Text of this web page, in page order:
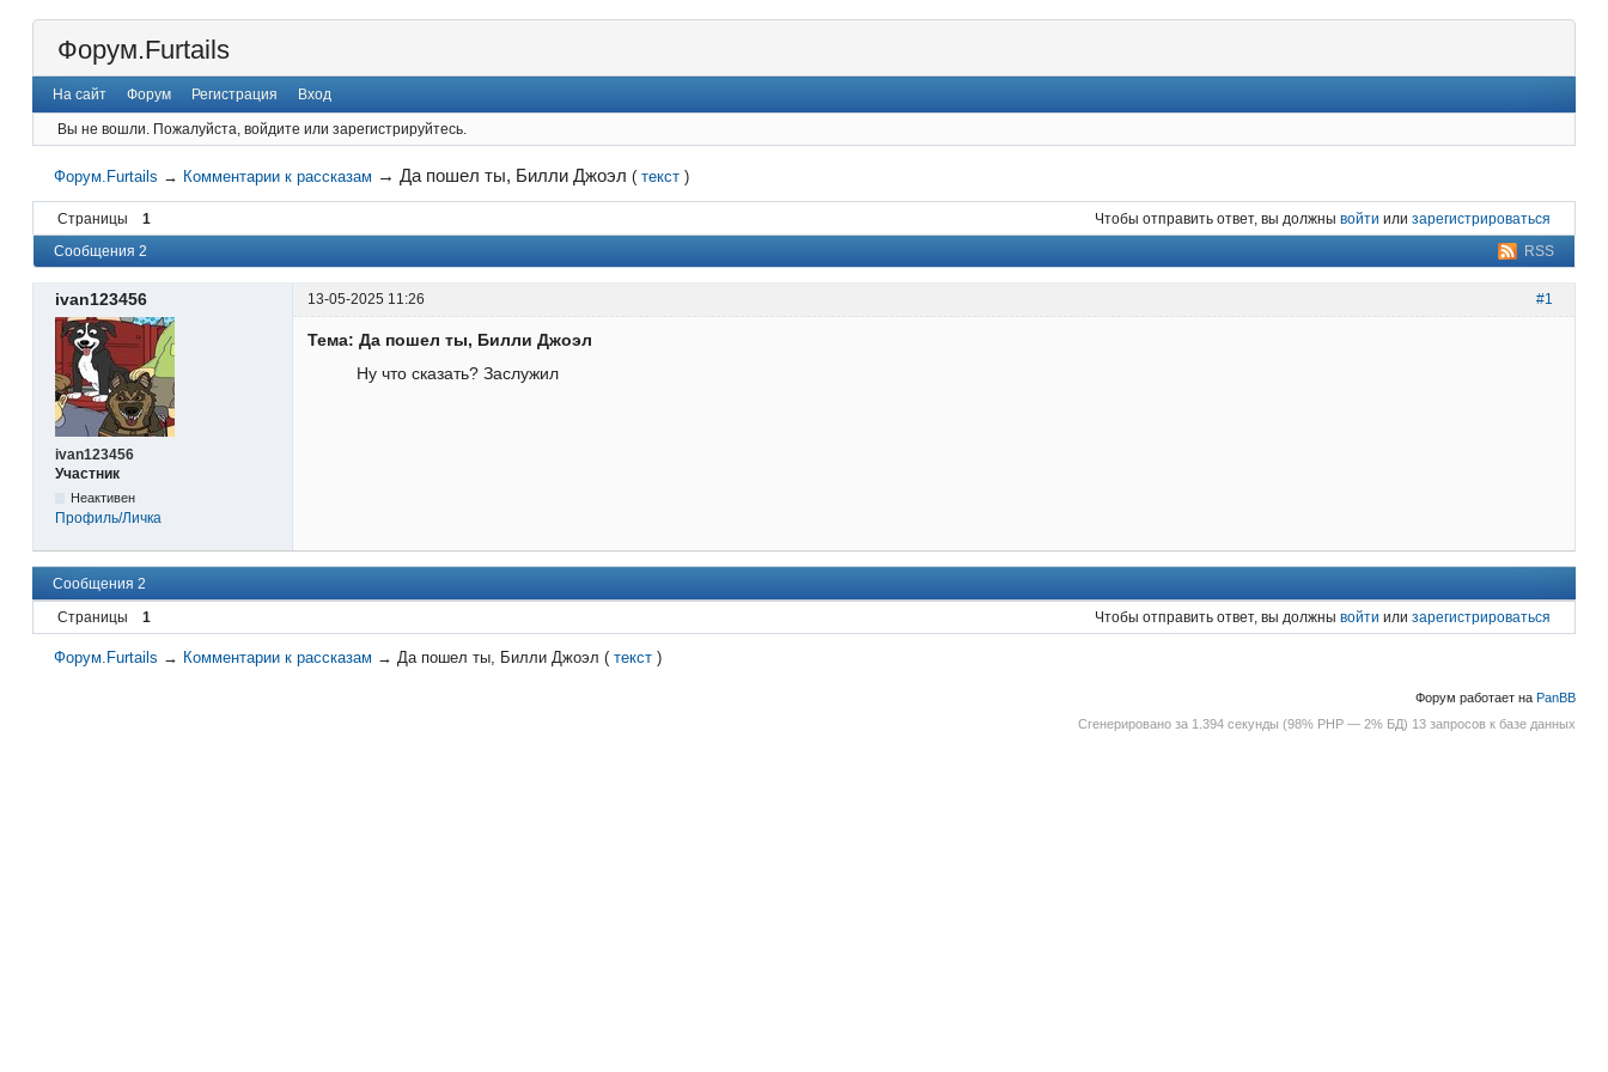
Форум.Furtails
На сайт Форум Регистрация Вход
Вы не вошли. Пожалуйста, войдите или зарегистрируйтесь.
Форум.Furtails → Комментарии к рассказам →Да пошел ты, Билли Джоэл (текст )
Страницы 1 Чтобы отправить ответ, вы должнывойти илизарегистрироваться
RSS
Сообщения 2
#1
ivan123456 13-05-2025 11:26
ivan123456
Участник
Неактивен
Профиль/Личка
Тема: Да пошел ты, Билли Джоэл
Ну что сказать? Заслужил
Сообщения 2
Страницы 1 Чтобы отправить ответ, вы должнывойти илизарегистрироваться
Форум.Furtails → Комментарии к рассказам →Да пошел ты, Билли Джоэл (текст )
Форум работает наPanBB
Сгенерировано за 1.394 секунды (98% PHP — 2% БД) 13 запросов к базе данных